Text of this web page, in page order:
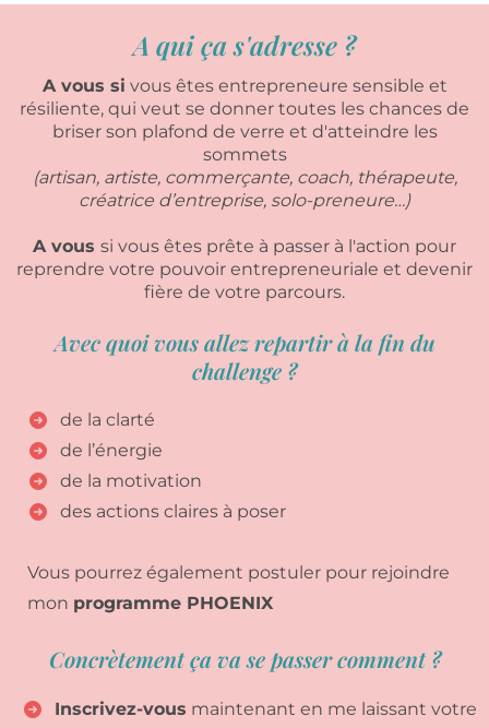
A qui ça s'adresse ?
A vous si vous êtes entrepreneure sensible et
résiliente, qui veut se donner toutes les chances de
briser son plafond de verre et d'atteindre les
sommets
(artisan, artiste, commerçante, coach, thérapeute,
créatrice d’entreprise, solo-preneure…)
A vous si vous êtes prête à passer à l'action pour
reprendre votre pouvoir entrepreneuriale et devenir
fière de votre parcours.
Avec quoi vous allez repartir à la fin du
challenge ?
de la clarté
de l’énergie
de la motivation
des actions claires à poser
Vous pourrez également postuler pour rejoindre
mon programme PHOENIX
Concrètement ça va se passer comment ?
Inscrivez-vous maintenant en me laissant votre